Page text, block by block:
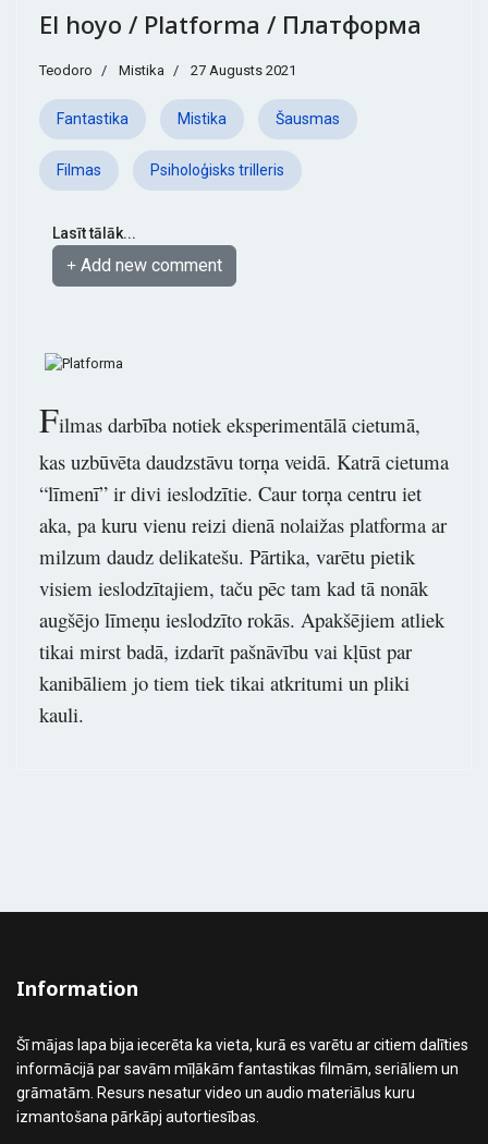
El hoyo / Platforma / Платформа
Teodoro Mistika 27 Augusts 2021
Fantastika Mistika Šausmas
Filmas Psiholoģisks trilleris
Lasīt tālāk...
Add new comment
Filmas darbība notiek eksperimentālā cietumā,
kas uzbūvēta daudzstāvu torņa veidā. Katrā cietuma
“līmenī” ir divi ieslodzītie. Caur torņa centru iet
aka, pa kuru vienu reizi dienā nolaižas platforma ar
milzum daudz delikatešu. Pārtika, varētu pietik
visiem ieslodzītajiem, taču pēc tam kad tā nonāk
augšējo līmeņu ieslodzīto rokās. Apakšējiem atliek
tikai mirst badā, izdarīt pašnāvību vai kļūst par
kanibāliem jo tiem tiek tikai atkritumi un pliki
kauli.
Information
Šī mājas lapa bija iecerēta ka vieta, kurā es varētu ar citiem dalīties
informācijā par savām mīļākām fantastikas filmām, seriāliem un
grāmatām. Resurs nesatur video un audio materiālus kuru
izmantošana pārkāpj autortiesības.